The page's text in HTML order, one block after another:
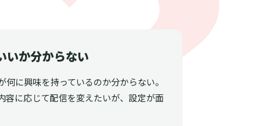
いか分からない
に興味を持っているのか分からない。
容に応じて配信を変えたいが、設定が面